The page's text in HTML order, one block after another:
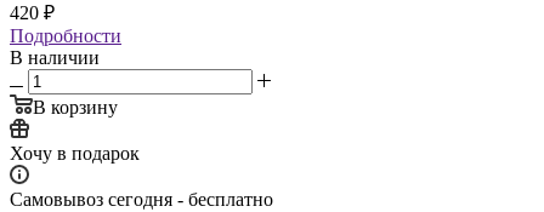
420 ₽
Подробности
В наличии
В корзину
Хочу в подарок
Самовывоз сегодня - бесплатно